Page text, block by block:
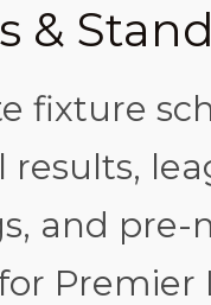
&
fixture
results,
and pre-
Premier